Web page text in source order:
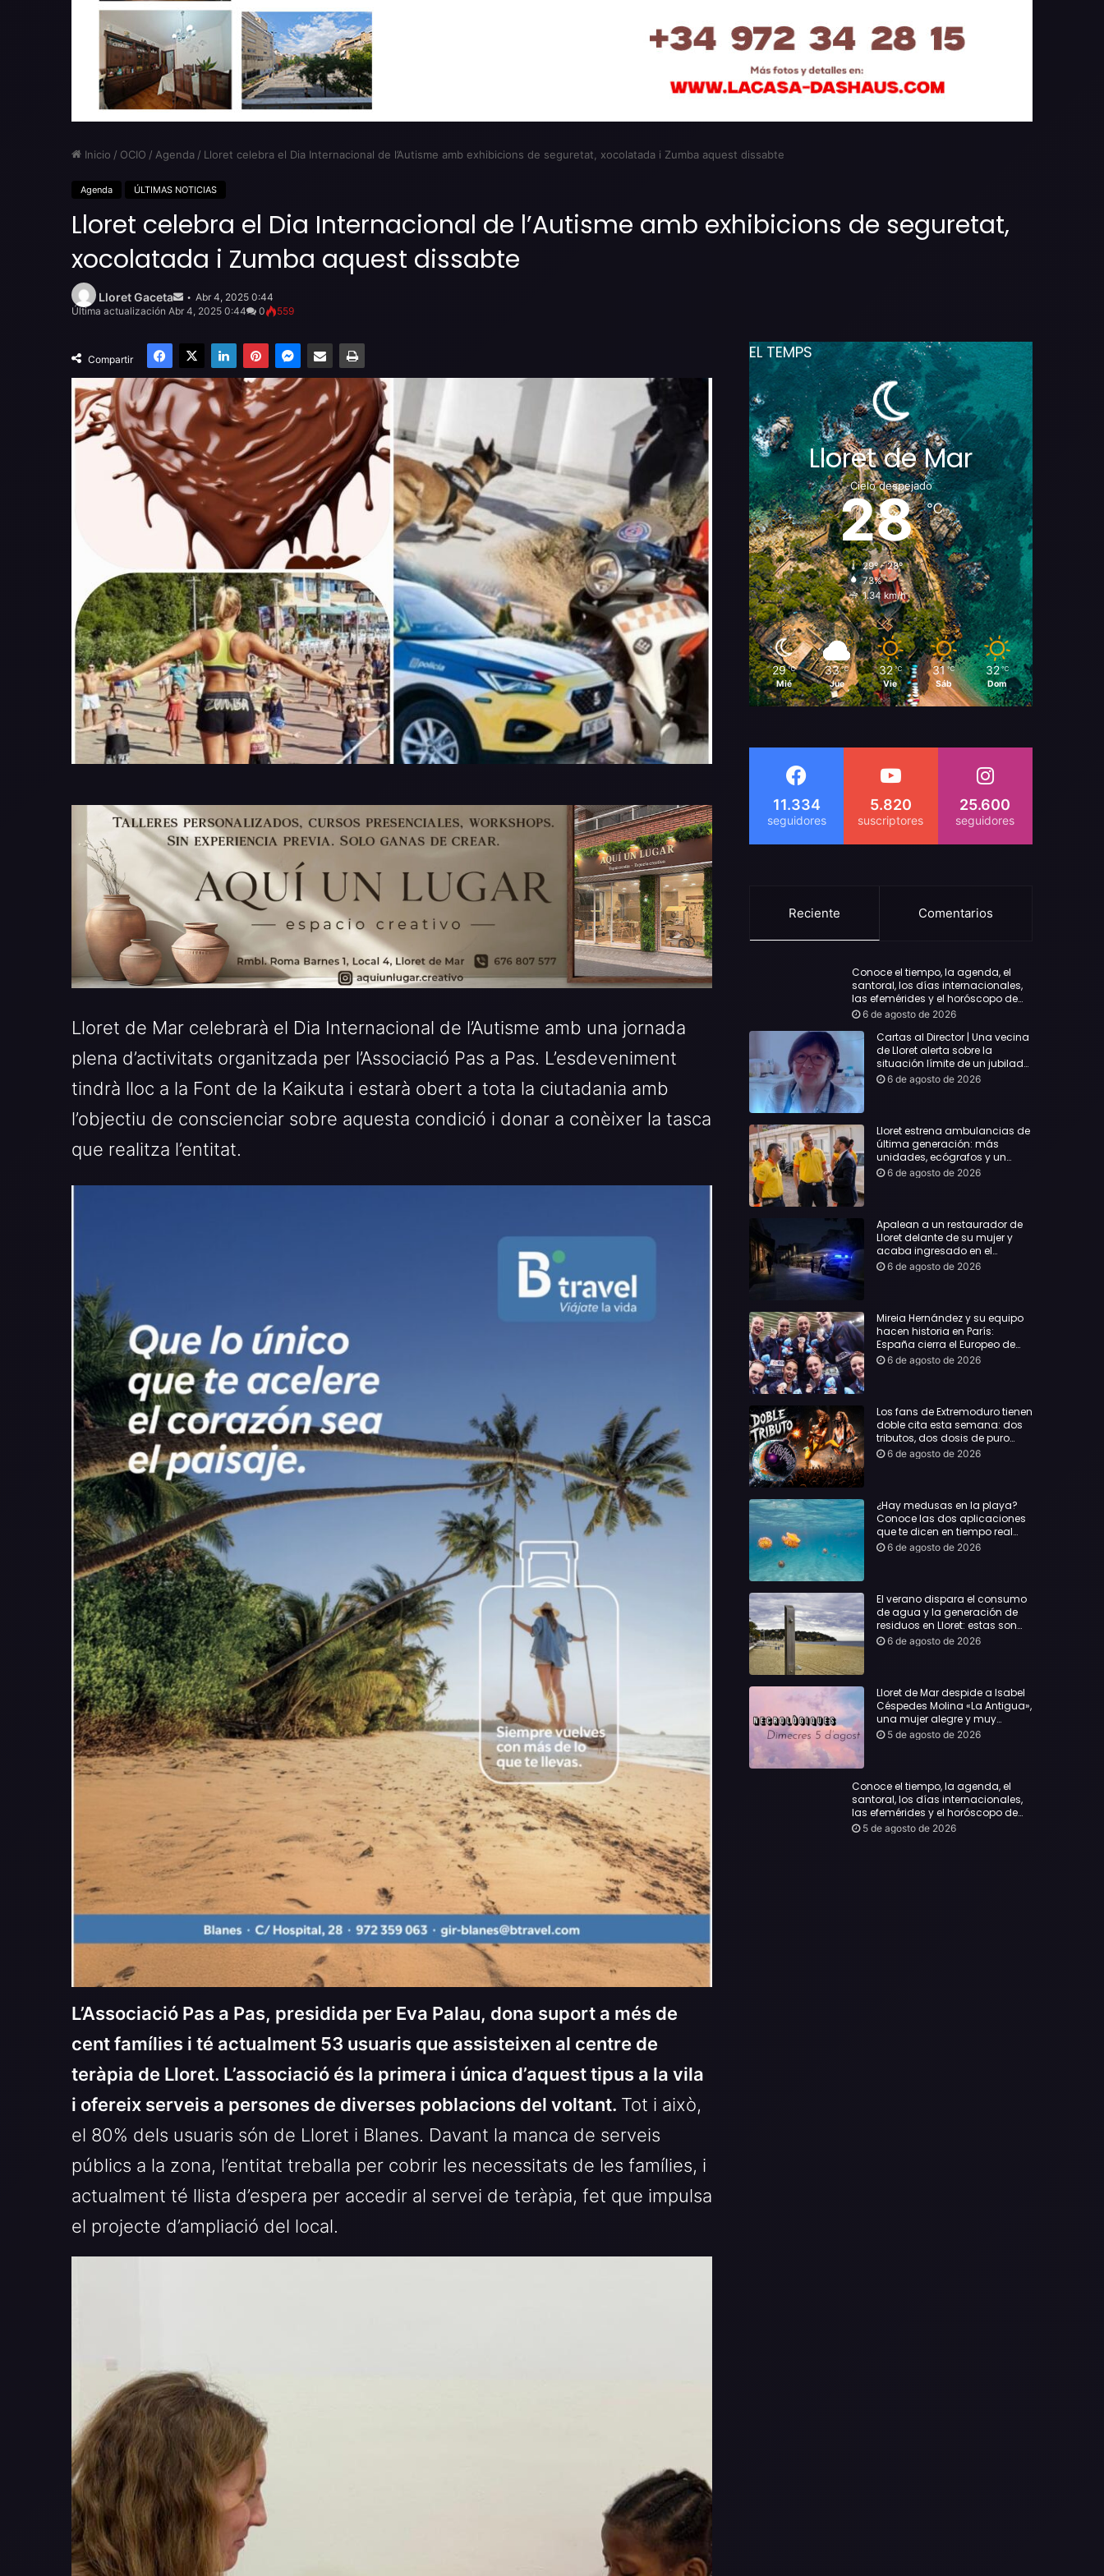
Inicio / OCIO / Agenda / Lloret celebra el Dia Internacional de l’Autisme amb exhibicions de seguretat, xocolatada i Zumba aquest dissabte
Agenda ÚLTIMAS NOTICIAS
Lloret celebra el Dia Internacional de l’Autisme amb exhibicions de seguretat,
xocolatada i Zumba aquest dissabte
Lloret Gaceta
email
Abr 4, 2025 0:44
Última actualización Abr 4, 2025 0:44
0 559
Compartir
Facebook
X LinkedInPinterestMessenger
Compartir por email Imprimir
Lloret de Mar celebrarà el Dia Internacional de l’Autisme amb una jornada
plena d’activitats organitzada per l’Associació Pas a Pas. L’esdeveniment
tindrà lloc a la Font de la Kaikuta i estarà obert a tota la ciutadania amb
l’objectiu de conscienciar sobre aquesta condició i donar a conèixer la tasca
que realitza l’entitat.
L’Associació Pas a Pas, presidida per Eva Palau, dona suport a més de
cent famílies i té actualment 53 usuaris que assisteixen al centre de
teràpia de Lloret. L’associació és la primera i única d’aquest tipus a la vila
i ofereix serveis a persones de diverses poblacions del voltant. Tot i això,
el 80% dels usuaris són de Lloret i Blanes. Davant la manca de serveis
públics a la zona, l’entitat treballa per cobrir les necessitats de les famílies, i
actualment té llista d’espera per accedir al servei de teràpia, fet que impulsa
el projecte d’ampliació del local.
EL TEMPS
Lloret de Mar
Cielo despejado
28℃
29º - 28º
73%
1.34 km/h
29 ℃
Mié
33 ℃
Jue
32 ℃
Vie
31 ℃
Sáb
32 ℃
Dom
11.334 5.820 25.600
Reciente Comentarios
Conoce el tiempo, la agenda, el
santoral, los días internacionales,
las efemérides y el horóscopo de
hoy Jueves, 6 de agosto de 2026
6 de agosto de 2026
Cartas al Director | Una vecina
de Lloret alerta sobre la
situación límite de un jubilado
de 65 años y pide una
6 de agosto de 2026
Lloret estrena ambulancias de
última generación: más
unidades, ecógrafos y un
servicio reforzado las 24 horas
6 de agosto de 2026
Apalean a un restaurador de
Lloret delante de su mujer y
acaba ingresado en el
Hospital Vall d’Hebron
6 de agosto de 2026
Mireia Hernández y su equipo
hacen historia en París:
España cierra el Europeo de
natación artística con ocho
6 de agosto de 2026
Los fans de Extremoduro tienen
doble cita esta semana: dos
tributos, dos dosis de puro
rock de la mano del Clon
6 de agosto de 2026
¿Hay medusas en la playa?
Conoce las dos aplicaciones
que te dicen en tiempo real
dónde bañarte con
6 de agosto de 2026
El verano dispara el consumo
de agua y la generación de
residuos en Lloret: estas son
las cifras que deja el turismo
6 de agosto de 2026
Lloret de Mar despide a Isabel
Céspedes Molina «La Antigua»,
una mujer alegre y muy
querida en la población
5 de agosto de 2026
Conoce el tiempo, la agenda, el
santoral, los días internacionales,
las efemérides y el horóscopo de
hoy, Miércoles, 5 de agosto de 2026:
5 de agosto de 2026